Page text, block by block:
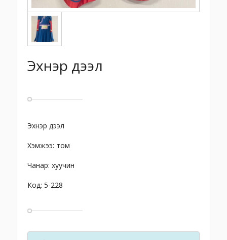
Эхнэр дээл
Эхнэр дээл
Хэмжээ: том
Чанар: хуучин
Код: 5-228